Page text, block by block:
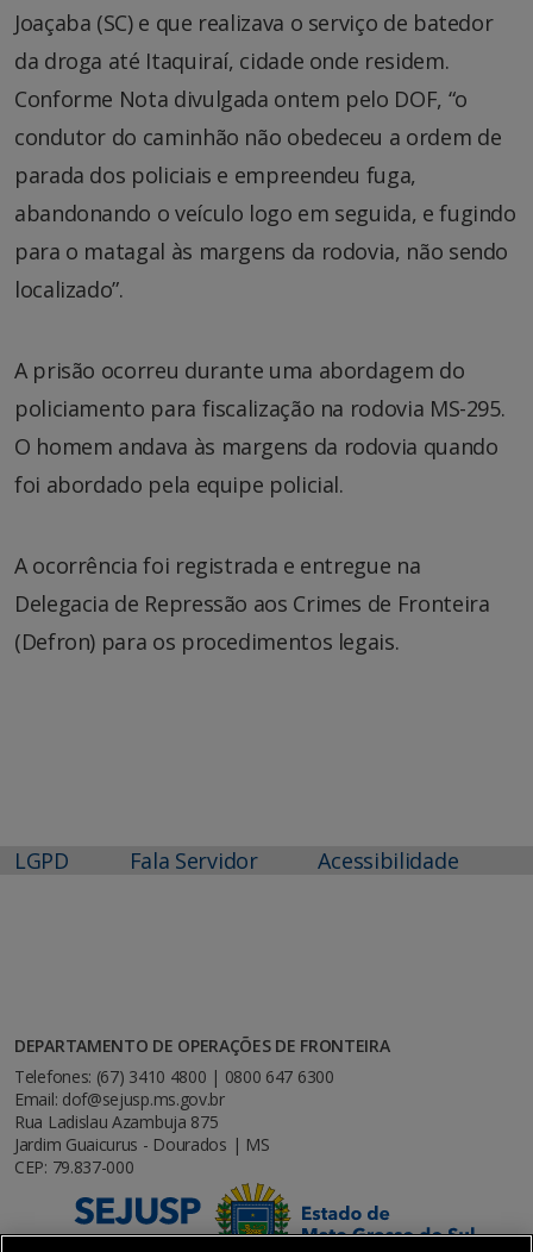
Joaçaba (SC) e que realizava o serviço de batedor
da droga até Itaquiraí, cidade onde residem.
Conforme Nota divulgada ontem pelo DOF, “o
condutor do caminhão não obedeceu a ordem de
parada dos policiais e empreendeu fuga,
abandonando o veículo logo em seguida, e fugindo
para o matagal às margens da rodovia, não sendo
localizado”.
A prisão ocorreu durante uma abordagem do
policiamento para fiscalização na rodovia MS-295.
O homem andava às margens da rodovia quando
foi abordado pela equipe policial.
A ocorrência foi registrada e entregue na
Delegacia de Repressão aos Crimes de Fronteira
(Defron) para os procedimentos legais.
LGPD Fala Servidor Acessibilidade
DEPARTAMENTO DE OPERAÇÕES DE FRONTEIRA
Telefones: (67) 3410 4800 | 0800 647 6300
Email: dof@sejusp.ms.gov.br
Rua Ladislau Azambuja 875
Jardim Guaicurus - Dourados | MS
CEP: 79.837-000